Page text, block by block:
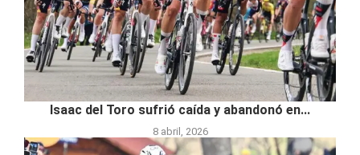
Isaac del Toro sufrió caída y abandonó en...
8 abril, 2026